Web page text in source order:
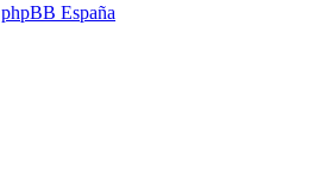
phpBB España